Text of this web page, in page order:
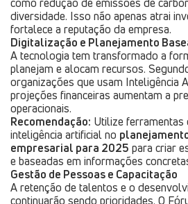
diversidade. Isso não apenas atrai
fortalece a reputação da empresa.
Digitalização e Planejamento
A tecnologia tem transformado a
planejam e alocam recursos.
organizações que usam Inteligência
projeções financeiras aumentam a
operacionais.
Recomendação: Utilize ferramentas
inteligência artificial no
empresarial para 2025 para criar
e baseadas em informações
Gestão de Pessoas e Capacitação
A retenção de talentos e o
continuarão sendo prioridades. O